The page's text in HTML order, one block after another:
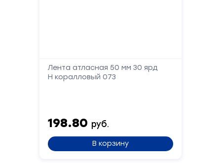
Лента атласная 50 мм 30 ярд
Н коралловый 073
198.80 руб.
В корзину